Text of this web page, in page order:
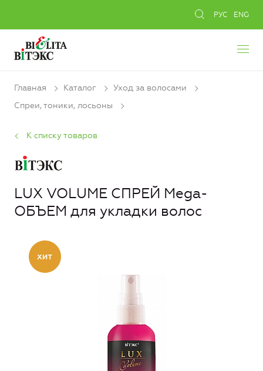
РУС ENG
Главная Каталог
Уход за волосами
Спреи, тоники, лосьоны
К списку товаров
LUX VOLUME СПРЕЙ Mega-
ОБЪЕМ для укладки волос